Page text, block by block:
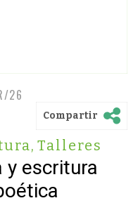
26
Compartir
, Talleres
y escritura